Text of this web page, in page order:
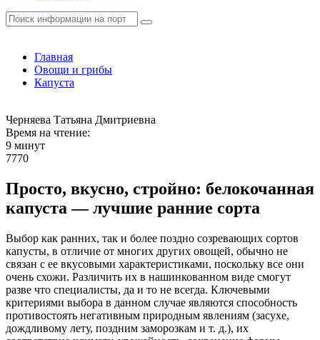
Главная
Овощи и грибы
Капуста
Черняева Татьяна Дмитриевна
Время на чтение:
9 минут
7770
Просто, вкусно, стройно: белокочанная
капуста — лучшие ранние сорта
Выбор как ранних, так и более поздно созревающих сортов
капусты, в отличие от многих других овощей, обычно не
связан с ее вкусовыми характеристиками, поскольку все они
очень схожи. Различить их в нашинкованном виде смогут
разве что специалисты, да и то не всегда. Ключевыми
критериями выбора в данном случае являются способность
противостоять негативным природным явлениям (засухе,
дождливому лету, поздним заморозкам и т. д.), их